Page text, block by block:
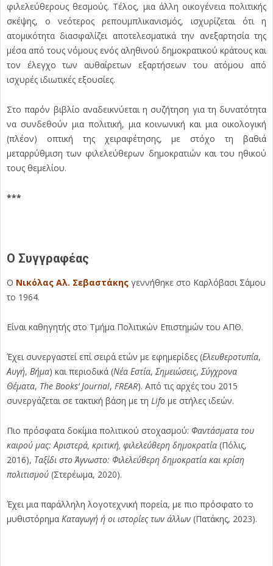
φιλελεύθερους θεσμούς. Τέλος, μια άλλη οικογένεια πολιτικής
σκέψης, ο νεότερος ρεπουμπλικανισμός, ισχυρίζεται ότι η
ατομικότητα διασφαλίζει αποτελεσματικά την ανεξαρτησία της
μέσα από τους νόμους ενός αληθινού δημοκρατικού κράτους και
τον έλεγχο των αυθαίρετων εξαρτήσεων του ατόμου από
ισχυρές ιδιωτικές εξουσίες.
Στο παρόν βιβλίο αναδεικνύεται η συζήτηση για τη δυνατότητα
να συνδεθούν μια πολιτική, μια κοινωνική και μια οικολογική
(πλέον) οπτική της χειραφέτησης, με στόχο τη βαθιά
μεταρρύθμιση των φιλελεύθερων δημοκρατιών και του ηθικού
τους θεμελίου.
***
Ο Συγγραφέας
Ο Νικόλας Αλ. Σεβαστάκης γεννήθηκε στο Καρλόβασι Σάμου
το 1964.
Είναι καθηγητής στο Τμήμα Πολιτικών Επιστημών του ΑΠΘ.
Έχει συνεργαστεί επί σειρά ετών με εφημερίδες (Ελευθεροτυπία,
Αυγή, Βήμα) και περιοδικά (Νέα Εστία, Σημειώσεις, Σύγχρονα
Θέματα, The Books’ Journal, FREAR). Από τις αρχές του 2015
συνεργάζεται σε τακτική βάση με τη Lifo με στήλες ιδεών.
Πιο πρόσφατα δοκίμια πολιτικού στοχασμού: Φαντάσματα του
καιρού μας: Αριστερά, κριτική, φιλελεύθερη δημοκρατία (Πόλις,
2016), Ταξίδι στο Άγνωστο: Φιλελεύθερη δημοκρατία και κρίση
πολιτισμού (Στερέωμα, 2020).
Έχει μια παράλληλη λογοτεχνική πορεία, με πιο πρόσφατο το
μυθιστόρημα Καταγωγή ή οι ιστορίες των άλλων (Πατάκης, 2023).